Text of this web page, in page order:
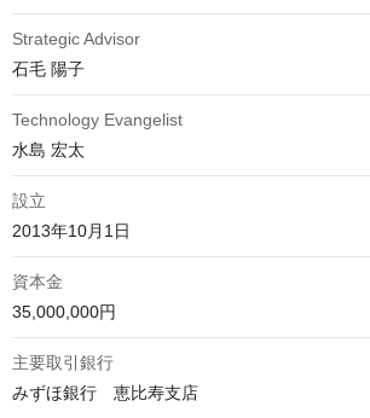
Strategic Advisor
石毛 陽子
Technology Evangelist
水島 宏太
設立
2013年10月1日
資本金
35,000,000円
主要取引銀行
みずほ銀行　恵比寿支店